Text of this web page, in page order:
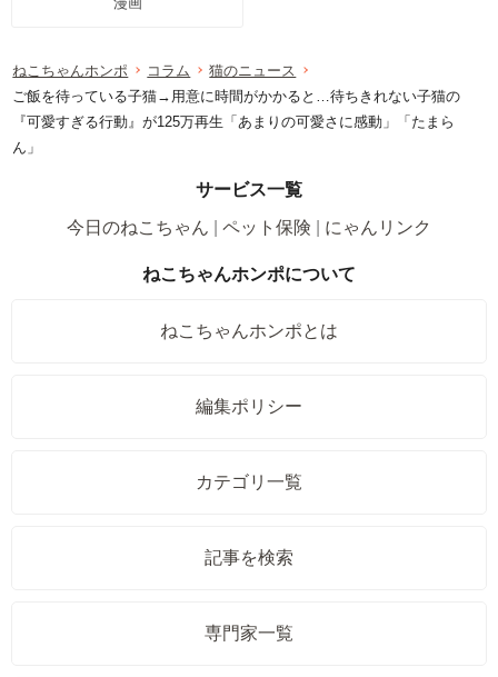
ねこちゃんホンポ コラム
猫のニュース
ご飯を待っている子猫→用意に時間がかかると…待ちきれない子猫の
『可愛すぎる行動』が125万再生「あまりの可愛さに感動」「たまら
ん」
サービス一覧
今日のねこちゃん
ペット保険 にゃんリンク
ねこちゃんホンポについて
ねこちゃんホンポとは
編集ポリシー
カテゴリ一覧
記事を検索
専門家一覧